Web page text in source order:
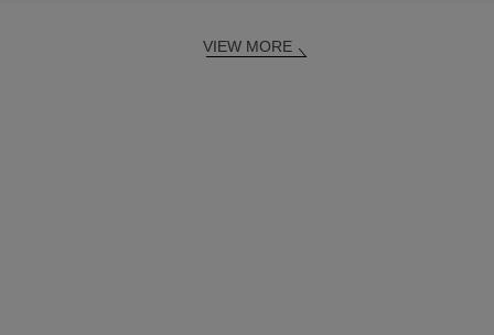
VIEW MORE